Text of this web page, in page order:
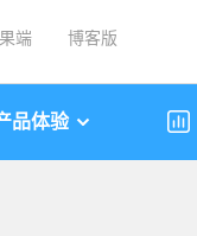
端 博客版
品体验